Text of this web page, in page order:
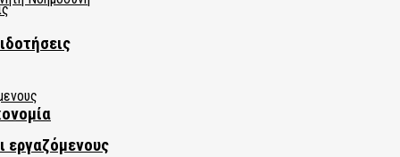
εργαζόμενους